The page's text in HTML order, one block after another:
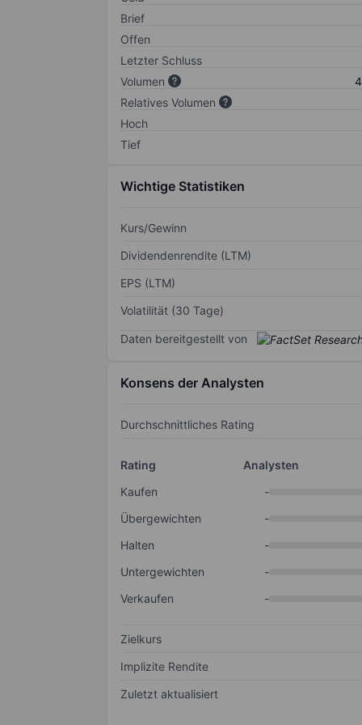
Brief
Offen
Letzter Schluss
Volumen
Relatives Volumen
Hoch
Tief
Wichtige Statistiken
Kurs/Gewinn
Dividendenrendite (LTM)
EPS (LTM)
Volatilität (30 Tage)
Daten bereitgestellt von
Konsens der Analysten
Durchschnittliches Rating
Rating
Analysten
Kaufen
-
Übergewichten
-
Halten
-
Untergewichten
-
Verkaufen
-
Zielkurs
Implizite Rendite
Zuletzt aktualisiert